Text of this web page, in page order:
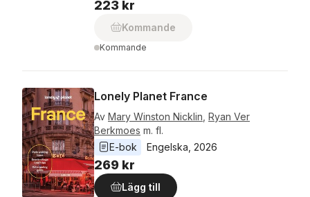
223 kr
Kommande
Kommande
Lonely Planet France
Av Mary Winston Nicklin Ryan Ver
Berkmoes m. fl.
E-bok
Engelska 2026
269 kr
Lägg till